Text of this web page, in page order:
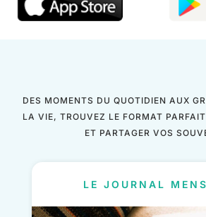
DES MOMENTS DU QUOTIDIEN AUX
LA VIE, TROUVEZ LE FORMAT PARFAIT
ET PARTAGER VOS
LE JOURNAL